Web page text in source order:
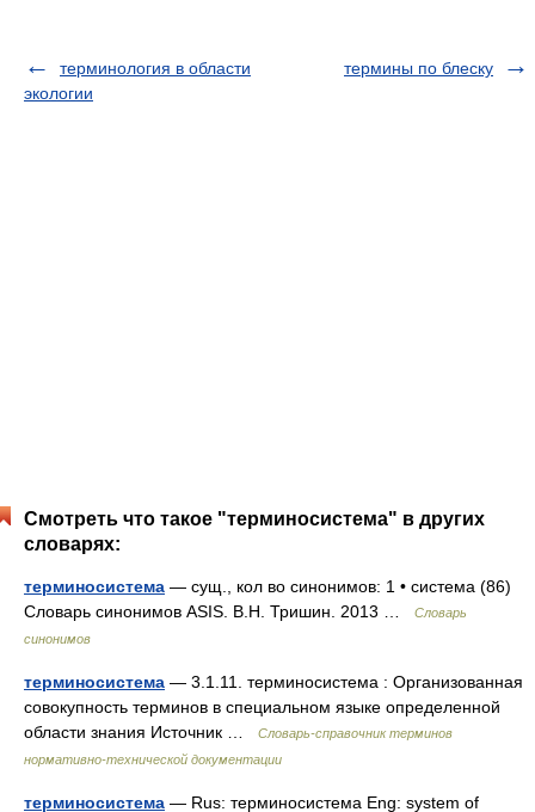
терминология в области
экологии
термины по блеску
Смотреть что такое "терминосистема" в других
словарях:
терминосистема — сущ., кол во синонимов: 1 • система (86)
Словарь синонимов ASIS. В.Н. Тришин. 2013 …
Словарь
синонимов
терминосистема — 3.1.11. терминосистема : Организованная
совокупность терминов в специальном языке определенной
области знания Источник …
Словарь-справочник терминов
нормативно-технической документации
терминосистема — Rus: терминосистема Eng: system of